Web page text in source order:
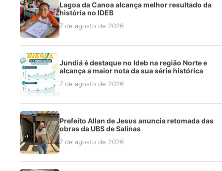
Lagoa da Canoa alcança melhor resultado da
história no IDEB
7 de agosto de 2026
Jundiá é destaque no Ideb na região Norte e
alcança a maior nota da sua série histórica
7 de agosto de 2026
Prefeito Allan de Jesus anuncia retomada das
obras da UBS de Salinas
7 de agosto de 2026